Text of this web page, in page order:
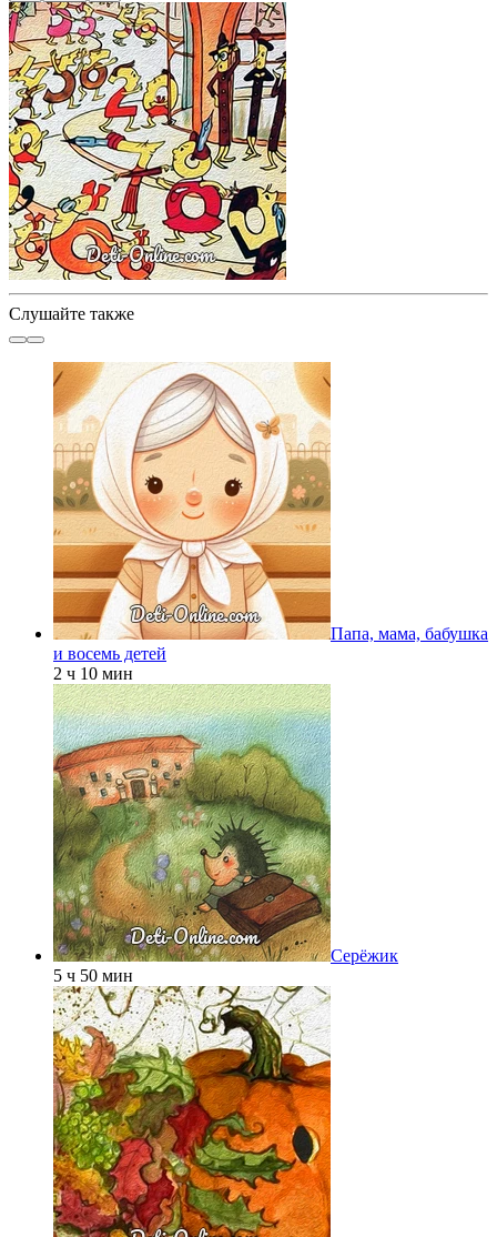
Слушайте также
Папа, мама, бабушка
и восемь детей
2 ч 10 мин
Серёжик
5 ч 50 мин